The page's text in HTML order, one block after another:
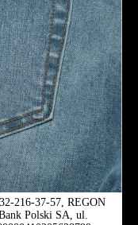
216-37-57, REGON
Polski SA, ul.